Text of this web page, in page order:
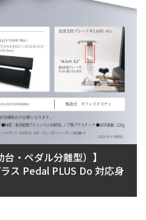
・ペダル分離型）】
ス Pedal PLUS Do 対応身